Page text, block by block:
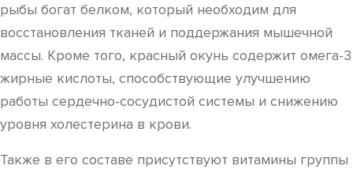
рыбы богат белком, который необходим для
восстановления тканей и поддержания мышечной
массы. Кроме того, красный окунь содержит омега-3
жирные кислоты, способствующие улучшению
работы сердечно-сосудистой системы и снижению
уровня холестерина в крови.
Также в его составе присутствуют витамины группы